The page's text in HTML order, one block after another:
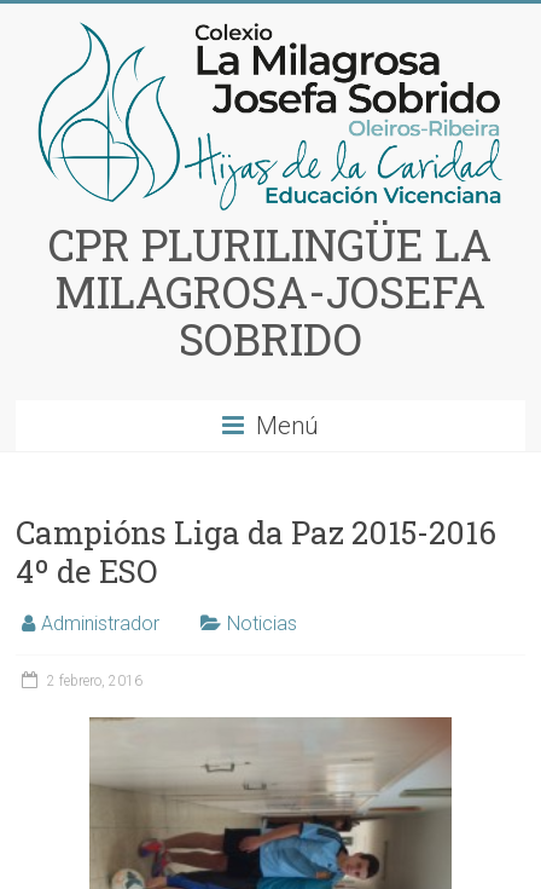
contenido
CPR PLURILINGÜE LA
MILAGROSA-JOSEFA
SOBRIDO
Menú
Campións Liga da Paz 2015-2016
4º de ESO
Administrador Noticias
2 febrero, 2016